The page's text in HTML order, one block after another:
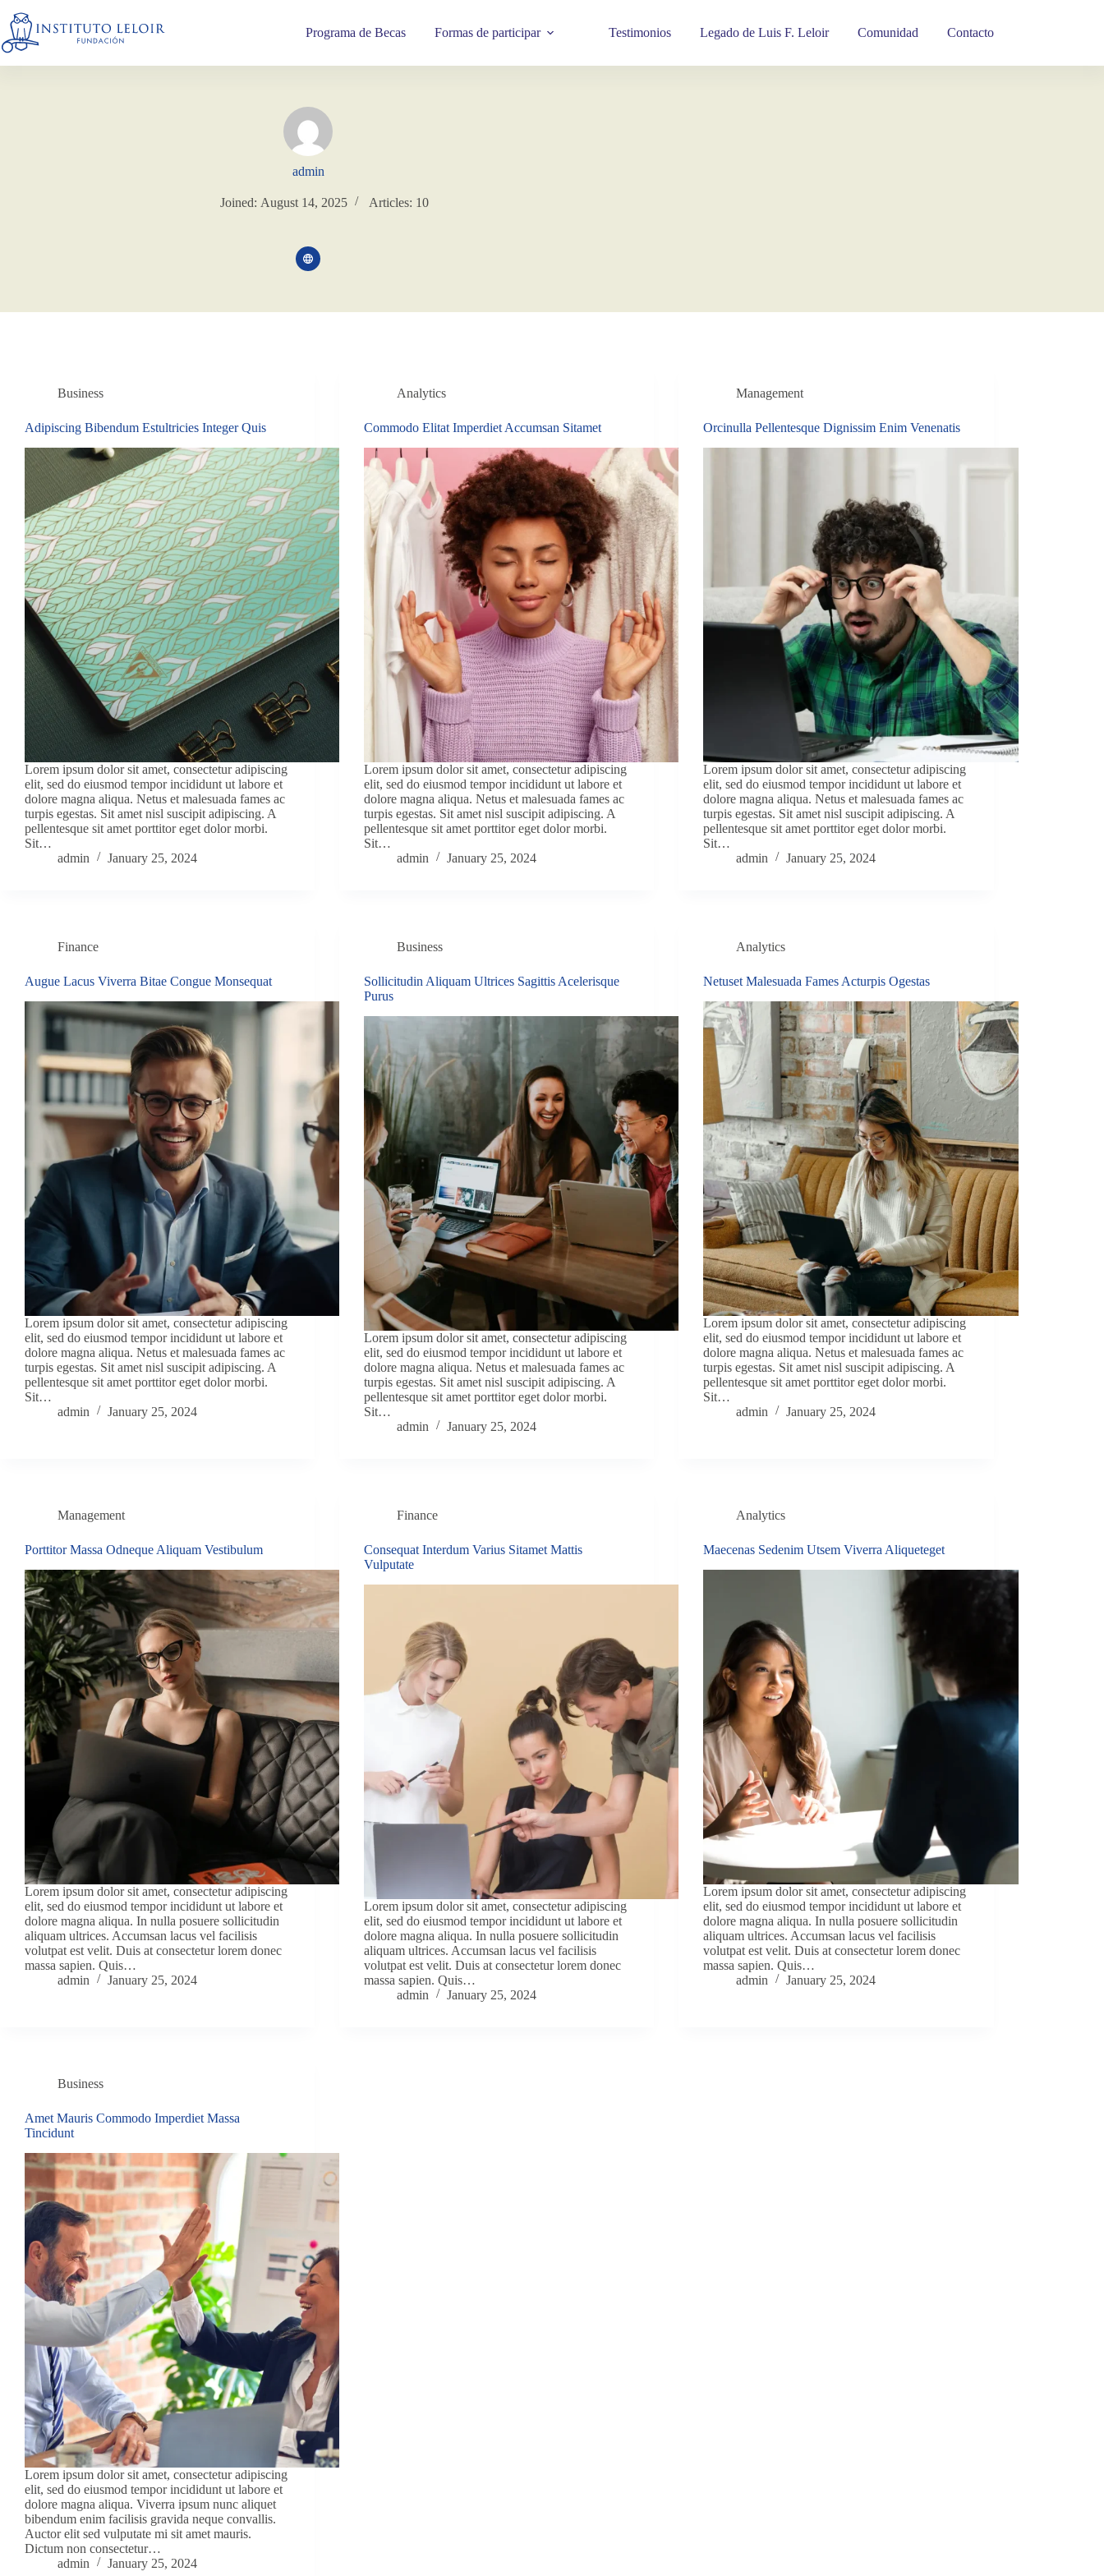
content
Programa de Becas Formas de participar Testimonios Legado de Luis F. Leloir Comunidad Contacto
admin
Joined: August 14, 2025 Articles: 10
Business
Adipiscing Bibendum Estultricies Integer Quis
Lorem ipsum dolor sit amet, consectetur adipiscing
elit, sed do eiusmod tempor incididunt ut labore et
dolore magna aliqua. Netus et malesuada fames ac
turpis egestas. Sit amet nisl suscipit adipiscing. A
pellentesque sit amet porttitor eget dolor morbi.
Sit…
admin
January 25, 2024
Analytics
Commodo Elitat Imperdiet Accumsan Sitamet
Lorem ipsum dolor sit amet, consectetur adipiscing
elit, sed do eiusmod tempor incididunt ut labore et
dolore magna aliqua. Netus et malesuada fames ac
turpis egestas. Sit amet nisl suscipit adipiscing. A
pellentesque sit amet porttitor eget dolor morbi.
Sit…
admin
January 25, 2024
Management
Orcinulla Pellentesque Dignissim Enim Venenatis
Lorem ipsum dolor sit amet, consectetur adipiscing
elit, sed do eiusmod tempor incididunt ut labore et
dolore magna aliqua. Netus et malesuada fames ac
turpis egestas. Sit amet nisl suscipit adipiscing. A
pellentesque sit amet porttitor eget dolor morbi.
Sit…
admin
January 25, 2024
Finance
Augue Lacus Viverra Bitae Congue Monsequat
Lorem ipsum dolor sit amet, consectetur adipiscing
elit, sed do eiusmod tempor incididunt ut labore et
dolore magna aliqua. Netus et malesuada fames ac
turpis egestas. Sit amet nisl suscipit adipiscing. A
pellentesque sit amet porttitor eget dolor morbi.
Sit…
admin
January 25, 2024
Business
Sollicitudin Aliquam Ultrices Sagittis Acelerisque
Purus
Lorem ipsum dolor sit amet, consectetur adipiscing
elit, sed do eiusmod tempor incididunt ut labore et
dolore magna aliqua. Netus et malesuada fames ac
turpis egestas. Sit amet nisl suscipit adipiscing. A
pellentesque sit amet porttitor eget dolor morbi.
Sit…
admin
January 25, 2024
Analytics
Netuset Malesuada Fames Acturpis Ogestas
Lorem ipsum dolor sit amet, consectetur adipiscing
elit, sed do eiusmod tempor incididunt ut labore et
dolore magna aliqua. Netus et malesuada fames ac
turpis egestas. Sit amet nisl suscipit adipiscing. A
pellentesque sit amet porttitor eget dolor morbi.
Sit…
admin
January 25, 2024
Management
Porttitor Massa Odneque Aliquam Vestibulum
Lorem ipsum dolor sit amet, consectetur adipiscing
elit, sed do eiusmod tempor incididunt ut labore et
dolore magna aliqua. In nulla posuere sollicitudin
aliquam ultrices. Accumsan lacus vel facilisis
volutpat est velit. Duis at consectetur lorem donec
massa sapien. Quis…
admin
January 25, 2024
Finance
Consequat Interdum Varius Sitamet Mattis
Vulputate
Lorem ipsum dolor sit amet, consectetur adipiscing
elit, sed do eiusmod tempor incididunt ut labore et
dolore magna aliqua. In nulla posuere sollicitudin
aliquam ultrices. Accumsan lacus vel facilisis
volutpat est velit. Duis at consectetur lorem donec
massa sapien. Quis…
admin
January 25, 2024
Analytics
Maecenas Sedenim Utsem Viverra Aliqueteget
Lorem ipsum dolor sit amet, consectetur adipiscing
elit, sed do eiusmod tempor incididunt ut labore et
dolore magna aliqua. In nulla posuere sollicitudin
aliquam ultrices. Accumsan lacus vel facilisis
volutpat est velit. Duis at consectetur lorem donec
massa sapien. Quis…
admin
January 25, 2024
Business
Amet Mauris Commodo Imperdiet Massa
Tincidunt
Lorem ipsum dolor sit amet, consectetur adipiscing
elit, sed do eiusmod tempor incididunt ut labore et
dolore magna aliqua. Viverra ipsum nunc aliquet
bibendum enim facilisis gravida neque convallis.
Auctor elit sed vulputate mi sit amet mauris.
Dictum non consectetur…
admin
January 25, 2024